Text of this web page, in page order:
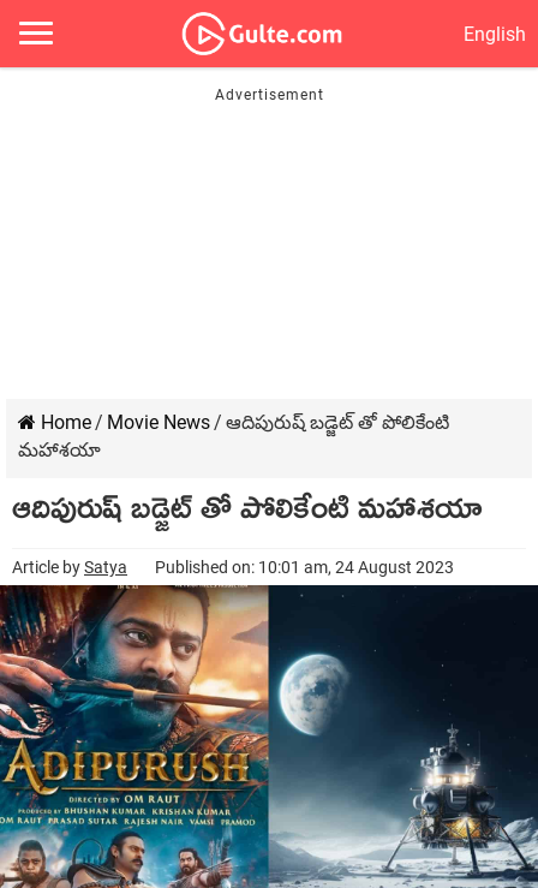
English
Home/ Movie News/ ఆదిపురుష్ బడ్జెట్ తో పోలికేంటి
మహాశయా
ఆదిపురుష్ బడ్జెట్ తో పోలికేంటి మహాశయా
Article bySatya Published on: 10:01 am, 24 August 2023